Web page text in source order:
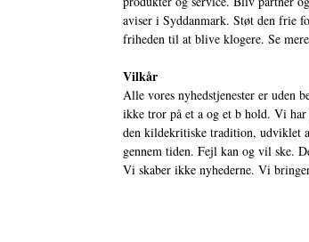
aviser i Syddanmark. Støt den frie
friheden til at blive klogere. Se
Vilkår
Alle vores nyhedstjenester er uden
ikke tror på et a og et b hold. Vi har
den kildekritiske tradition, udviklet
gennem tiden. Fejl kan og vil ske.
Vi skaber ikke nyhederne. Vi